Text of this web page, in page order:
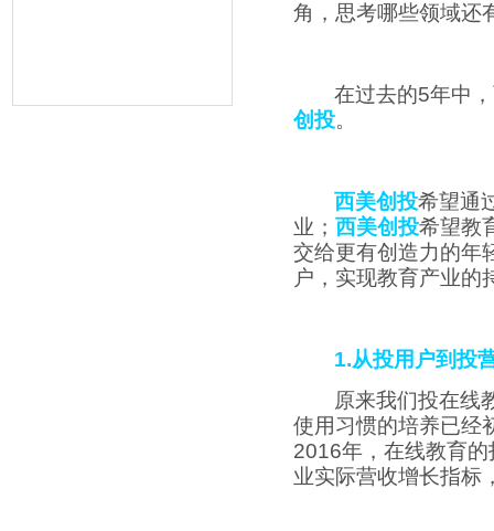
角，思考哪些领域还
在过去的5年中
创投。
西美创投希望通
业； 西美创投希望教
交给更有创造力的年
户，实现教育产业的
1.从投用户到投
原来我们投在线
使用习惯的培养已经
2016年，在线教育
业实际营收增长指标